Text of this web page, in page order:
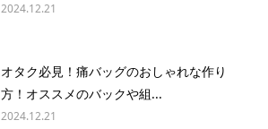
2024.12.21
オタク必見！痛バッグのおしゃれな作り
方！オススメのバックや組...
2024.12.21